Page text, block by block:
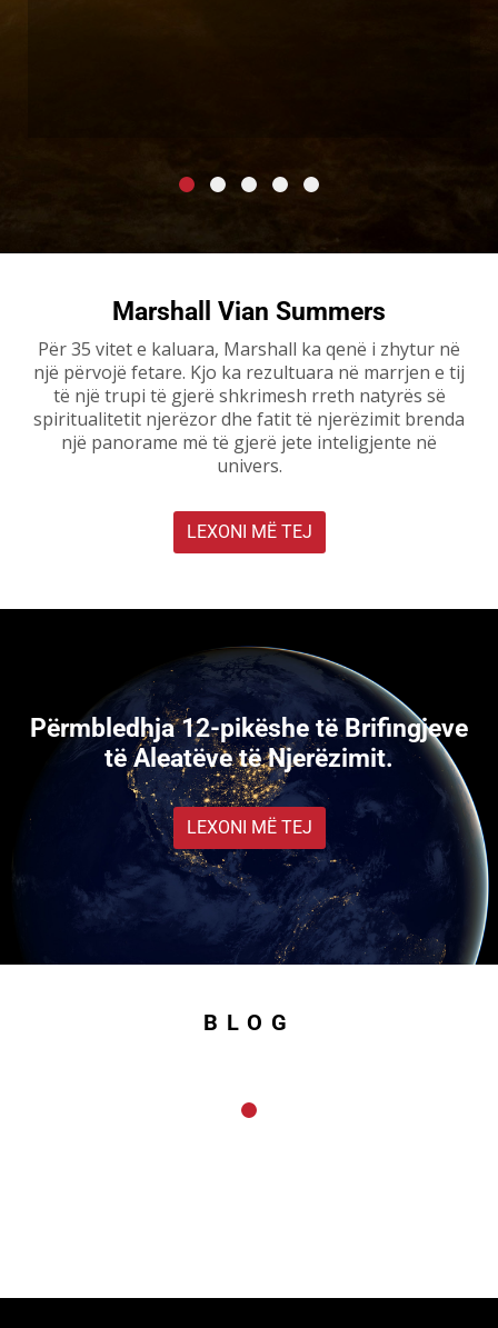
Marshall Vian Summers
Për 35 vitet e kaluara, Marshall ka qenë i zhytur në
një përvojë fetare. Kjo ka rezultuara në marrjen e tij
të një trupi të gjerë shkrimesh rreth natyrës së
spiritualitetit njerëzor dhe fatit të njerëzimit brenda
një panorame më të gjerë jete inteligjente në
univers.
LEXONI MË TEJ
Përmbledhja 12-pikëshe të Brifingjeve
të Aleatëve të Njerëzimit.
LEXONI MË TEJ
BLOG